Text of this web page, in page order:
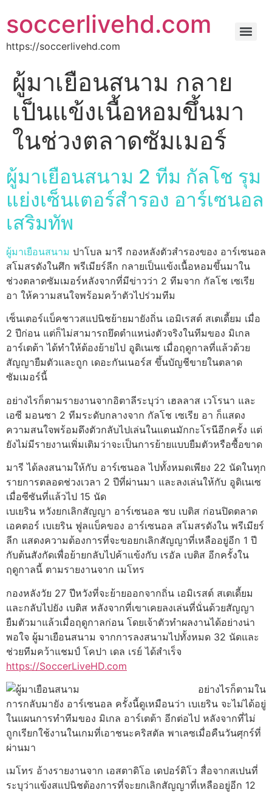
soccerlivehd.com
https://soccerlivehd.com
ผู้มาเยือนสนาม กลาย
เป็นแข้งเนื้อหอมขึ้นมา
ในช่วงตลาดซัมเมอร์
ผู้มาเยือนสนาม 2 ทีม กัลโช รุม
แย่งเซ็นเตอร์สำรอง อาร์เซนอล
เสริมทัพ
ผู้มาเยือนสนาม ปาโบล มารี กองหลังตัวสำรองของ อาร์เซนอล
สโมสรดังในศึก พรีเมียร์ลีก กลายเป็นแข้งเนื้อหอมขึ้นมาใน
ช่วงตลาดซัมเมอร์หลังจากที่มีข่าวว่า 2 ทีมจาก กัลโช เซเรีย
อา ให้ความสนใจพร้อมคว้าตัวไปร่วมทีม
เซ็นเตอร์แบ็คชาวสแปนิชย้ายมายังถิ่น เอมิเรสต์ สเตเดี้ยม เมื่อ
2 ปีก่อน แต่ก็ไม่สามารถยึดตำแหน่งตัวจริงในทีมของ มิเกล
อาร์เตต้า ได้ทำให้ต้องย้ายไป อูดิเนเซ เมื่อฤดูกาลที่แล้วด้วย
สัญญายืมตัวและถูก เดอะกันเนอร์ส ขึ้นบัญชีขายในตลาด
ซัมเมอร์นี้
อย่างไรก็ตามรายงานจากอิตาลีระบุว่า เฮลลาส เวโรนา และ
เอซี มอนซา 2 ทีมระดับกลางจาก กัลโช เซเรีย อา ก็แสดง
ความสนใจพร้อมดึงตัวกลับไปเล่นในแดนมักกะโรนีอีกครั้ง แต่
ยังไม่มีรายงานเพิ่มเติมว่าจะเป็นการย้ายแบบยืมตัวหรือซื้อขาด
มารี ได้ลงสนามให้กับ อาร์เซนอล ไปทั้งหมดเพียง 22 นัดในทุก
รายการตลอดช่วงเวลา 2 ปีที่ผ่านมา และลงเล่นให้กับ อูดิเนเซ
เมื่อซีซันที่แล้วไป 15 นัด
เบเยริน หวังยกเลิกสัญญา อาร์เซนอล ซบ เบติส ก่อนปิดตลาด
เอคตอร์ เบเยริน ฟูลแบ็คของ อาร์เซนอล สโมสรดังใน พรีเมียร์
ลีก แสดงความต้องการที่จะขอยกเลิกสัญญาที่เหลืออยู่อีก 1 ปี
กับต้นสังกัดเพื่อย้ายกลับไปค้าแข้งกับ เรอัล เบติส อีกครั้งใน
ฤดูกาลนี้ ตามรายงานจาก เมโทร
กองหลังวัย 27 ปีหวังที่จะย้ายออกจากถิ่น เอมิเรสต์ สเตเดี้ยม
และกลับไปยัง เบติส หลังจากที่เขาเคยลงเล่นที่นั่นด้วยสัญญา
ยืมตัวมาแล้วเมื่อฤดูกาลก่อน โดยเจ้าตัวทำผลงานได้อย่างน่า
พอใจ ผู้มาเยือนสนาม จากการลงสนามไปทั้งหมด 32 นัดและ
ช่วยทีมคว้าแชมป์ โคปา เดล เรย์ ได้สำเร็จ
https://SoccerLiveHD.com
อย่างไรก็ตามใน
การกลับมายัง อาร์เซนอล ครั้งนี้ดูเหมือนว่า เบเยริน จะไม่ได้อยู่
ในแผนการทำทีมของ มิเกล อาร์เตต้า อีกต่อไป หลังจากที่ไม่
ถูกเรียกใช้งานในเกมที่เอาชนะคริสตัล พาเลซเมื่อคืนวันศุกร์ที่
ผ่านมา
เมโทร อ้างรายงานจาก เอสตาดิโอ เดปอร์ติโว สื่อจากสเปนที่
ระบุว่าแข้งสแปนิชต้องการที่จะยกเลิกสัญญาที่เหลืออยู่อีก 12